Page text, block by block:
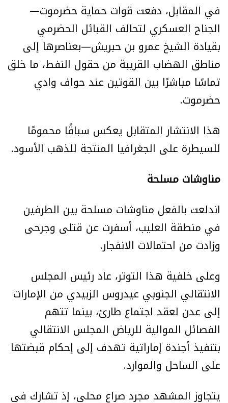
في المقابل، دفعت قوات حماية حضرموت—
الجناح العسكري لتحالف القبائل الحضرمي
بقيادة الشيخ عمرو بن حبريش—بعناصرها إلى
مناطق الهضاب القريبة من حقول النفط، ما خلق
تماسًا مباشرًا بين القوتين عند حواف وادي
حضرموت.
هذا الانتشار المتقابل يعكس سباقًا محمومًا
للسيطرة على الجغرافيا المنتجة للذهب الأسود.
مناوشات مسلحة
اندلعت بالفعل مناوشات مسلحة بين الطرفين
في منطقة العليب، أسفرت عن قتلى وجرحى
وزادت من احتمالات الانفجار.
وعلى خلفية هذا التوتر، عاد رئيس المجلس
الانتقالي الجنوبي عيدروس الزبيدي من الإمارات
إلى عدن لعقد اجتماع طارئ، بينما تتهم
الفصائل الموالية للرياض المجلس الانتقالي
بتنفيذ أجندة إماراتية تهدف إلى إحكام قبضتها
على الساحل والموارد.
يتجاوز المشهد مجرد صراع محلي، إذ تشارك في